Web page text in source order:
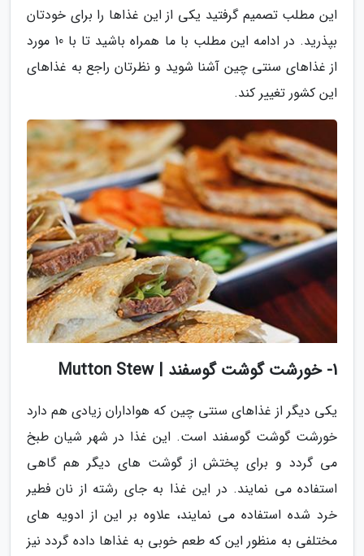
این مطلب تصمیم گرفتید یکی از این غذاها را برای خودتان
بپذرید. در ادامه این مطلب با ما همراه باشید تا با 10 مورد
از غذاهای سنتی چین آشنا شوید و نظرتان راجع به غذاهای
این کشور تغییر کند.
1- خورشت گوشت گوسفند | Mutton Stew
یکی دیگر از غذاهای سنتی چین که هواداران زیادی هم دارد
خورشت گوشت گوسفند است. این غذا در شهر شیان طبخ
می گردد و برای پختش از گوشت های دیگر هم گاهی
استفاده می نمایند. در این غذا به جای رشته از نان فطیر
خرد شده استفاده می نمایند، علاوه بر این از ادویه های
مختلفی به منظور این که طعم خوبی به غذاها داده گردد نیز